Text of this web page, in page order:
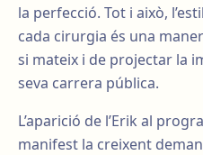
la perfecció. Tot i això,
cada cirurgia és una
si mateix i de projectar la
seva carrera pública.
L’aparició de l’Erik al
manifest la creixent